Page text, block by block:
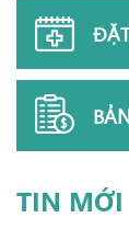
TIN MỚI